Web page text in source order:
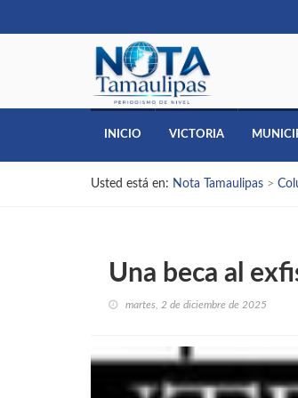
INICIO VICTORIA
Usted está en: Nota Tamaulipas >
Una beca al
martes, 2 de diciembre de 2025